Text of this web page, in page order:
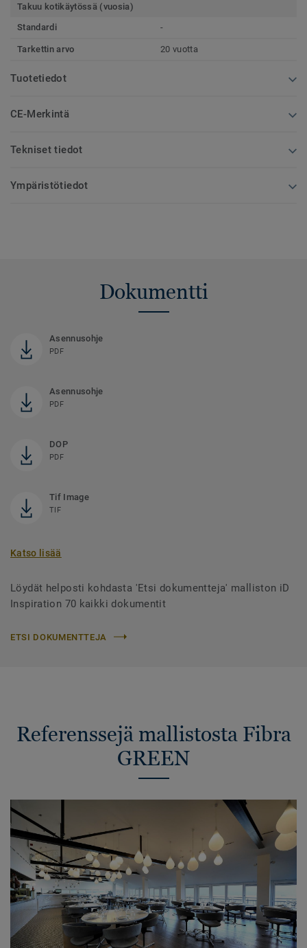
Takuu kotikäytössä (vuosia)
Standardi
-
Tarkettin arvo 20 vuotta
Tuotetiedot
CE-Merkintä
Tekniset tiedot
Ympäristötiedot
Dokumentti
Asennusohje
PDF
Asennusohje
PDF
DOP
PDF
Tif Image
TIF
Katso lisää
Löydät helposti kohdasta 'Etsi dokumentteja' malliston iD
Inspiration 70 kaikki dokumentit
ETSI DOKUMENTTEJA
Referenssejä mallistosta Fibra
GREEN